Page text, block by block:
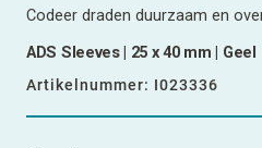
Codeer draden duurzaam en
ADS Sleeves | 25 x 40 mm | Geel
Artikelnummer: I023336